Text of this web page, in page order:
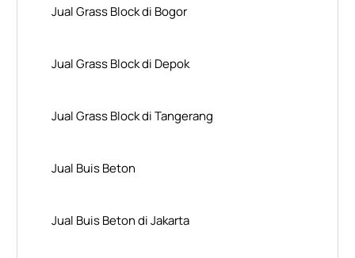
Jual Grass Block di Bogor
Jual Grass Block di Depok
Jual Grass Block di Tangerang
Jual Buis Beton
Jual Buis Beton di Jakarta